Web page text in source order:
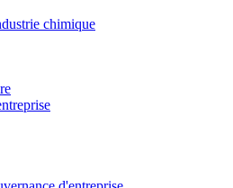
chimique